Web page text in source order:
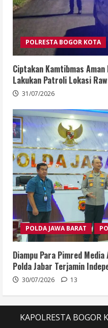
POLRESTA BOGOR KOTA
Ciptakan Kamtibmas
Lakukan Patroli Lokasi
31/07/2026
POLDA JAWA BARAT
Diampu Para Pimred
Polda Jabar Terjamin
30/07/2026 13
KAPOLRESTA BOGOR